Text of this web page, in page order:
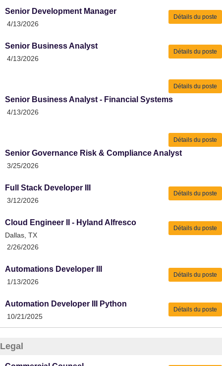
Détails du poste
Senior Development Manager
4/13/2026
Détails du poste
Senior Business Analyst
4/13/2026
Détails du poste
Senior Business Analyst - Financial Systems
4/13/2026
Détails du poste
Senior Governance Risk & Compliance Analyst
3/25/2026
Détails du poste
Full Stack Developer III
3/12/2026
Détails du poste
Cloud Engineer II - Hyland Alfresco
Dallas, TX
2/26/2026
Détails du poste
Automations Developer III
1/13/2026
Détails du poste
Automation Developer III Python
10/21/2025
Legal